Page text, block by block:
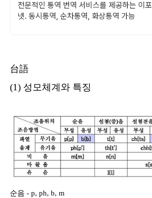
전문적인 통역 번역 서비스를 제공하는 이포
넷. 동시통역, 순차통역, 화상통역 가능
台語
(1) 성모체계와 특징
순음 - p, ph, b, m